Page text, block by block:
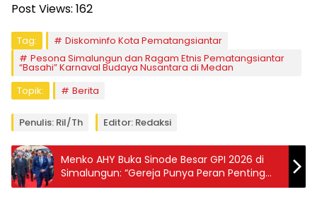
Post Views: 162
Tag:
Diskominfo Kota Pematangsiantar
Pesona Simalungun dan Ragam Etnis Pematangsiantar
“Basahi” Karnaval Budaya Nusantara di Medan
Topik:
Berita
Penulis: Ril/th Editor: Redaksi
Menko AHY Buka Sinode Besar GPI 2026 di
Simalungun: “Gereja Punya Peran Penting
Bangun Bangsa”